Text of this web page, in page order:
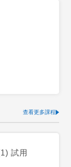
查看更多課程